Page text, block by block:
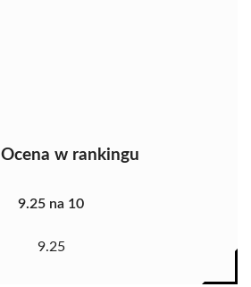
Ocena w rankingu
9.25 na 10
9.25